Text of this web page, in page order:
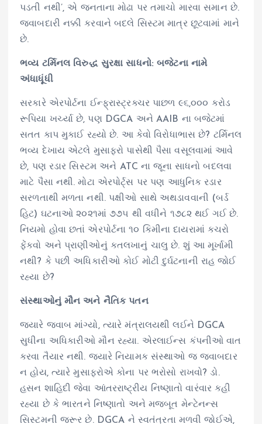
પડતી નથી’, એ જનતાના મોઢા પર તમાચો મારવા સમાન છે.
જવાબદારી નક્કી કરવાને બદલે સિસ્ટમ માત્ર છૂટવામાં માને
છે.
ભવ્ય ટર્મિનલ વિરુદ્ધ સુરક્ષા સાધનો: બજેટના નામે
અંધાધૂંધી
સરકારે એરપોર્ટના ઈન્ફ્રાસ્ટ્રક્ચર પાછળ ૯૬,૦૦૦ કરોડ
રૂપિયા ખર્ચ્યા છે, પણ DGCA અને AAIB ના બજેટમાં
સતત કાપ મુકાઈ રહ્યો છે. આ કેવો વિરોધાભાસ છે? ટર્મિનલ
ભવ્ય દેખાય એટલે મુસાફરો પાસેથી પૈસા વસૂલવામાં આવે
છે, પણ રડાર સિસ્ટમ અને ATC ના જૂના સાધનો બદલવા
માટે પૈસા નથી. મોટા એરપોર્ટ્સ પર પણ આધુનિક રડાર
સરળતાથી મળતા નથી. પક્ષીઓ સાથે અથડાવવાની (બર્ડ
હિટ) ઘટનાઓ ૨૦૨૧માં ૭૭૫ થી વધીને ૧૭૮૨ થઈ ગઈ છે.
નિયમો હોવા છતાં એરપોર્ટના ૧૦ કિમીના દાયરામાં કચરો
ફેંકવો અને પ્રાણીઓનું કતલખાનું ચાલુ છે. શું આ મૂર્ખામી
નથી? કે પછી અધિકારીઓ કોઈ મોટી દુર્ઘટનાની રાહ જોઈ
રહ્યા છે?
સંસ્થાઓનું મૌન અને નૈતિક પતન
જ્યારે જવાબ માંગ્યો, ત્યારે મંત્રાલયથી લઈને DGCA
સુધીના અધિકારીઓ મૌન રહ્યા. એરલાઈન્સ કંપનીઓ વાત
કરવા તૈયાર નથી. જ્યારે નિયામક સંસ્થાઓ જ જવાબદાર
ન હોય, ત્યારે મુસાફરોએ કોના પર ભરોસો રાખવો? ડો.
હસન શાહિદી જેવા આંતરરાષ્ટ્રીય નિષ્ણાતો વારંવાર કહી
રહ્યા છે કે ભારતને નિષ્ણાતો અને મજબૂત મેન્ટેનન્સ
સિસ્ટમની જરૂર છે. DGCA ને સ્વતંત્રતા મળવી જોઈએ,